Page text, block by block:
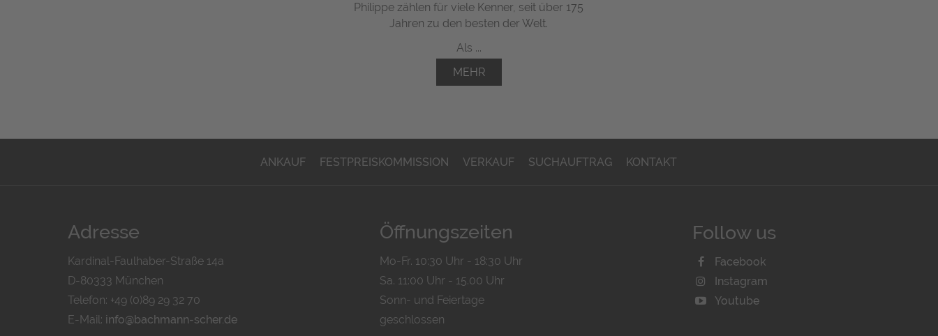
Philippe zählen für viele Kenner, seit über 175
Jahren zu den besten der Welt.
Als ...
MEHR
ANKAUF FESTPREISKOMMISSION VERKAUF SUCHAUFTRAG KONTAKT
Adresse
Kardinal-Faulhaber-Straße 14a
D-80333 München
Telefon: +49 (0)89 29 32 70
E-Mail: info@bachmann-scher.de
Öffnungszeiten
Mo-Fr. 10:30 Uhr - 18:30 Uhr
Sa. 11:00 Uhr - 15.00 Uhr
Sonn- und Feiertage
geschlossen
Follow us
Facebook
Instagram
Youtube